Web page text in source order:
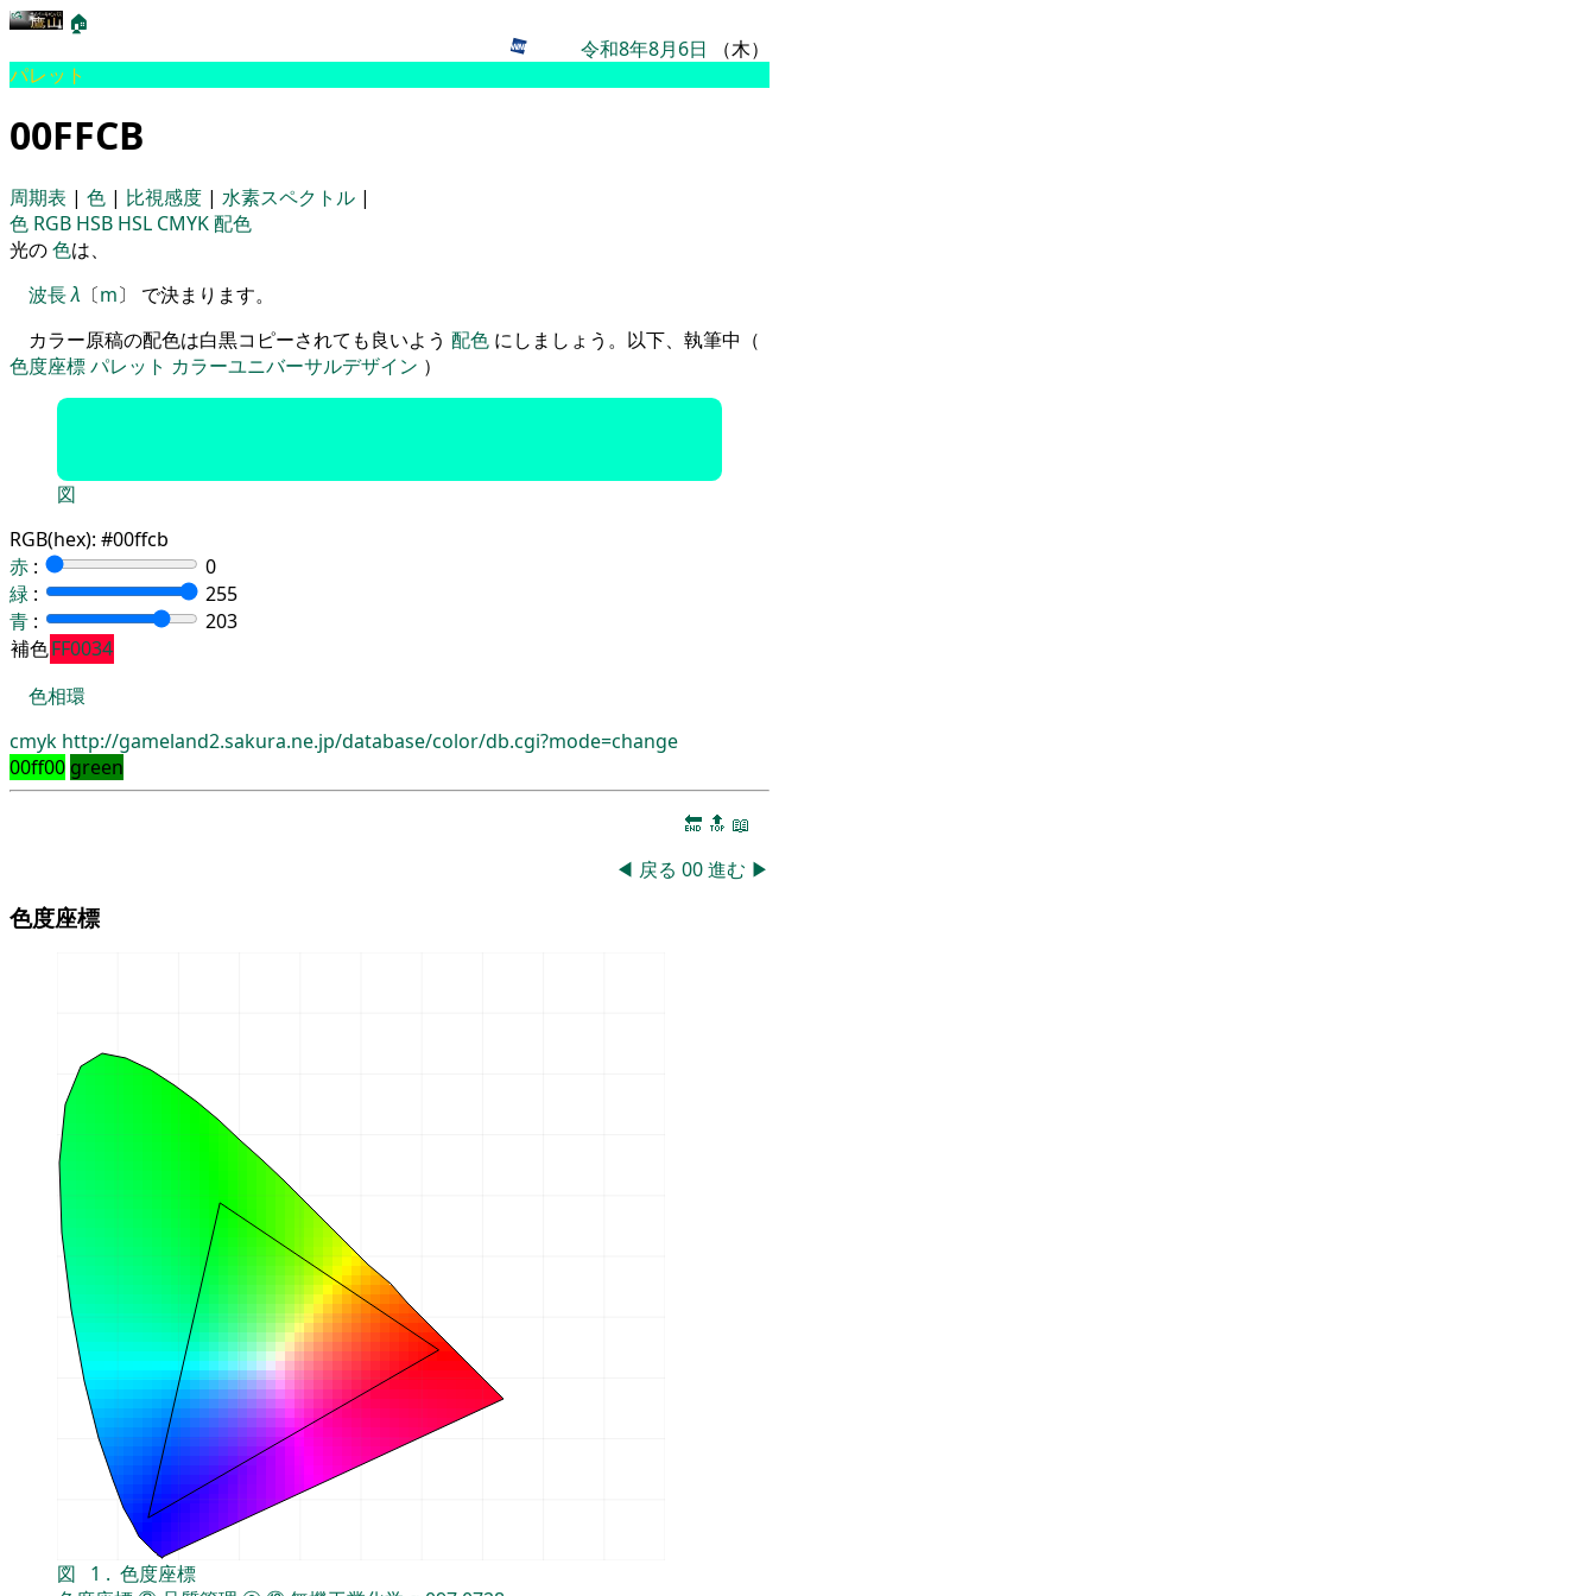
🏠
令和8年8月6日 （木）
パレット
00FFCB
周期表 | 色 | 比視感度 | 水素スペクトル |
色 RGB HSB HSL CMYK配色
光の色は、
波長λ 〔m〕 で決まります。
カラー原稿の配色は白黒コピーされても良いよう 配色 にしましょう。以下、執筆中（
色度座標パレット カラーユニバーサルデザイン ）
図
RGB(hex): #00ffcb
赤 :
0
緑 :
255
青 :
203
補色FF0034
色相環
cmyk http://gameland2.sakura.ne.jp/database/color/db.cgi?mode=change
00ff00 green
🔚 🔝 📖
◀ 戻る 00進む ▶
色度座標
図 1 . 色度座標